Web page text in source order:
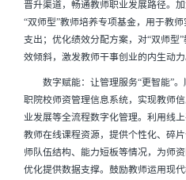
晋升渠道，畅通教师职业发展路径。
“双师型”教师培养专项基金，用于教
支出；优化绩效分配方案，对“双师型
效倾斜，激发教师干事创业的内生动力
数字赋能：让管理服务“更智能”
职院校师资管理信息系统，实现教师
业发展等全流程数字化管理。利用线
教师在线课程资源，提供个性化、碎
师队伍结构、能力短板等情况，为师
优化提供数据支撑。鼓励教师运用现